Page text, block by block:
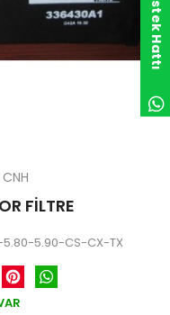
FİLTRE
5.80-5.90-CS-CX-TX
Pinterest